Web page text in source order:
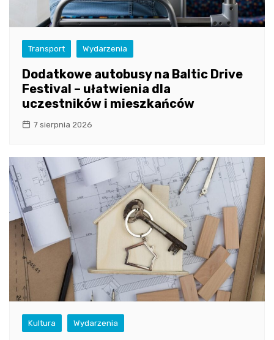
Transport Wydarzenia
Dodatkowe autobusy na Baltic Drive
Festival – ułatwienia dla
uczestników i mieszkańców
7 sierpnia 2026
Kultura Wydarzenia